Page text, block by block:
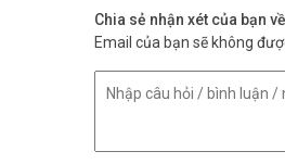
Chia sẻ nhận xét của bạn
Email của bạn sẽ không